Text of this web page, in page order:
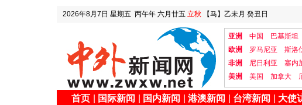
2026年8月7日 星期五 丙午年 六月廿五 立秋 【马】乙未月 癸丑日
亚洲 中国 巴基斯坦
欧洲
罗马尼亚 斯洛
非洲
尼日利亚 塞内
美洲
美国 加拿大
首页 国际新闻 国内新闻 港澳新闻 台湾新闻 大使